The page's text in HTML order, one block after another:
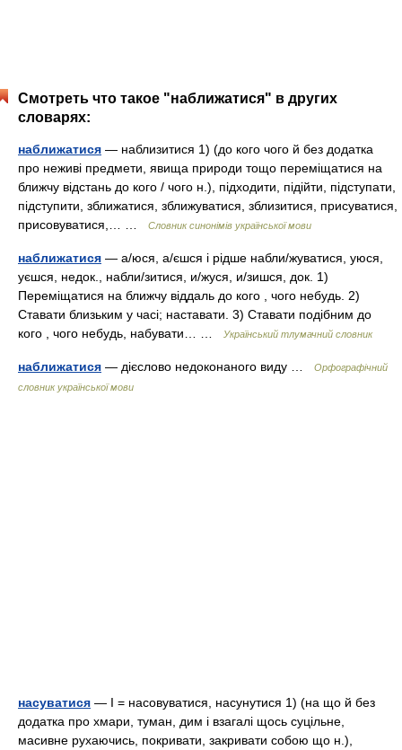
Смотреть что такое "наближатися" в других
словарях:
наближатися — наблизитися 1) (до кого чого й без додатка
про неживі предмети, явища природи тощо переміщатися на
ближчу відстань до кого / чого н.), підходити, підійти, підступати,
підступити, зближатися, зближуватися, зблизитися, присуватися,
присовуватися,… …
Словник синонімів української мови
наближатися — а/юся, а/єшся і рідше набли/жуватися, уюся,
уєшся, недок., набли/зитися, и/жуся, и/зишся, док. 1)
Переміщатися на ближчу віддаль до кого , чого небудь. 2)
Ставати близьким у часі; наставати. 3) Ставати подібним до
кого , чого небудь, набувати… …
Український тлумачний словник
наближатися — дієслово недоконаного виду …
Орфографічний
словник української мови
насуватися — I = насовуватися, насунутися 1) (на що й без
додатка про хмари, туман, дим і взагалі щось суцільне,
масивне рухаючись, покривати, закривати собою що н.),